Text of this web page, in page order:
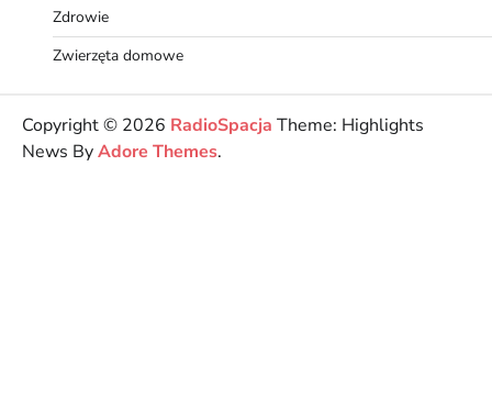
Zdrowie
Zwierzęta domowe
Copyright © 2026 RadioSpacja Theme: Highlights
News ByAdore Themes.